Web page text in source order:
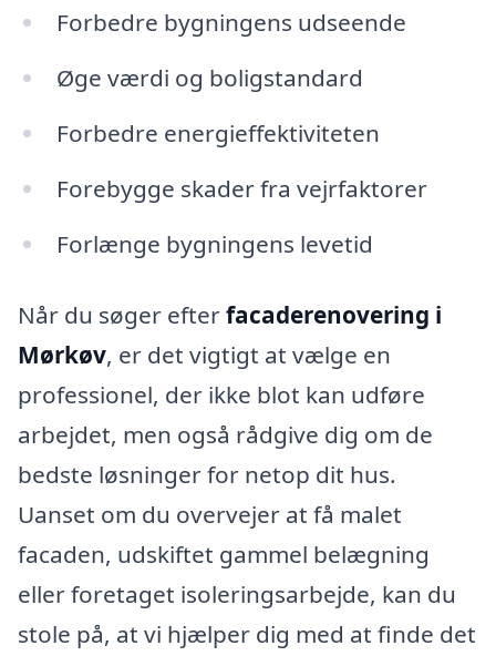
Forbedre bygningens udseende
Øge værdi og boligstandard
Forbedre energieffektiviteten
Forebygge skader fra vejrfaktorer
Forlænge bygningens levetid
Når du søger efterfacaderenovering i
Mørkøv, er det vigtigt at vælge en
professionel, der ikke blot kan udføre
arbejdet, men også rådgive dig om de
bedste løsninger for netop dit hus.
Uanset om du overvejer at få malet
facaden, udskiftet gammel belægning
eller foretaget isoleringsarbejde, kan du
stole på, at vi hjælper dig med at finde det